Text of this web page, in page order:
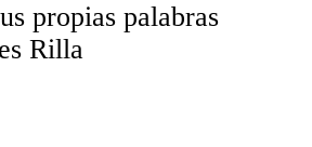
propias palabras
Rilla